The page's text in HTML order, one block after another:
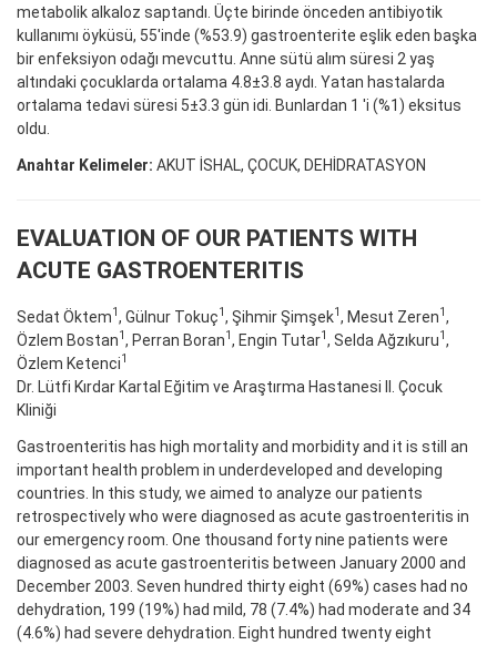
metabolik alkaloz saptandı. Üçte birinde önceden antibiyotik
kullanımı öyküsü, 55'inde (%53.9) gastroenterite eşlik eden başka
bir enfeksiyon odağı mevcuttu. Anne sütü alım süresi 2 yaş
altındaki çocuklarda ortalama 4.8±3.8 aydı. Yatan hastalarda
ortalama tedavi süresi 5±3.3 gün idi. Bunlardan 1 'i (%1) eksitus
oldu.
Anahtar Kelimeler: AKUT İSHAL, ÇOCUK, DEHİDRATASYON
EVALUATION OF OUR PATIENTS WITH
ACUTE GASTROENTERITIS
Sedat Öktem1 , Gülnur Tokuç1 , Şihmir Şimşek1 , Mesut Zeren1 ,
Özlem Bostan1 , Perran Boran1 , Engin Tutar1 , Selda Ağzıkuru1 ,
Özlem Ketenci1
Dr. Lütfi Kırdar Kartal Eğitim ve Araştırma Hastanesi II. Çocuk
Kliniği
Gastroenteritis has high mortality and morbidity and it is still an
important health problem in underdeveloped and developing
countries. In this study, we aimed to analyze our patients
retrospectively who were diagnosed as acute gastroenteritis in
our emergency room. One thousand forty nine patients were
diagnosed as acute gastroenteritis between January 2000 and
December 2003. Seven hundred thirty eight (69%) cases had no
dehydration, 199 (19%) had mild, 78 (7.4%) had moderate and 34
(4.6%) had severe dehydration. Eight hundred twenty eight